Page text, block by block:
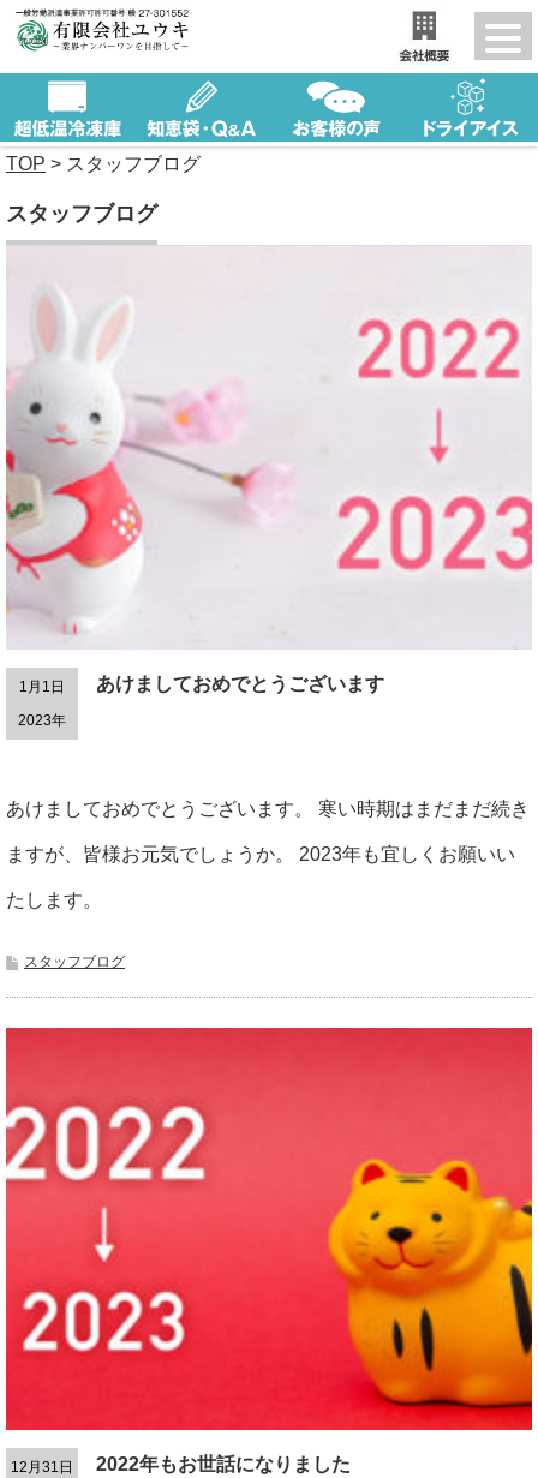
TOP > スタッフブログ
スタッフブログ
1月1日
2023年
あけましておめでとうございます
あけましておめでとうございます。 寒い時期はまだまだ続き
ますが、皆様お元気でしょうか。 2023年も宜しくお願いい
たします。
スタッフブログ
12月31日
2022年もお世話になりました